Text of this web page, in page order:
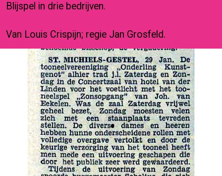
Blijspel in drie bedrijven.
Van Louis Crispijn; regie Jan Grosfeld.